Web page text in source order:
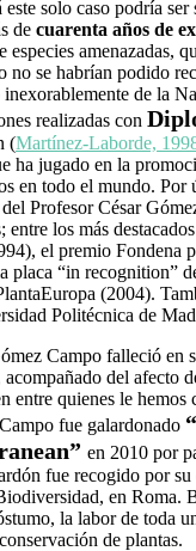
solo caso podría
de cuarenta años de
especies amenazadas,
no se habrían podido
de la
realizadas con
(Martínez-Laborde,
ha jugado en la
en todo el mundo. Por
Profesor César
entre los más
el premio Fondena
placa “in recognition”
(2004).
Politécnica de
Campo falleció en
acompañado del afecto
entre quienes le
fue galardonado
en 2010 por
fue recogido por su
en Roma.
la labor de toda
de plantas.